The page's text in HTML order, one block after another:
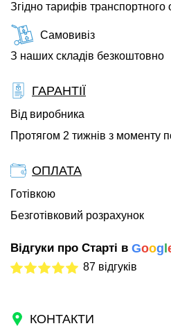
Згідно тарифів транспортного
Самовивіз
З наших складів безкоштовно
ГАРАНТІЇ
Від виробника
Протягом 2 тижнів з моменту
ОПЛАТА
Готівкою
Безготівковий розрахунок
Відгуки про Старті в Goog
87 відгуків
КОНТАКТИ